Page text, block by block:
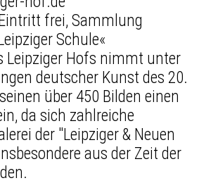
frei, Sammlung
Schule«
Leipziger Hofs nimmt unter
deutscher Kunst des 20.
über 450 Bilden einen
da sich zahlreiche
der "Leipziger & Neuen
aus der Zeit der